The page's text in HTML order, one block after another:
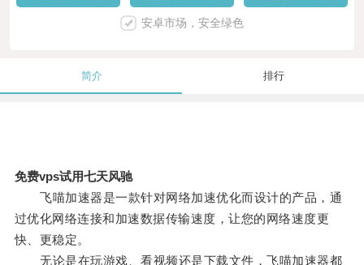
安卓市场，安全绿色
简介 排行
免费vps试用七天风驰
飞喵加速器是一款针对网络加速优化而设计的产品，通
过优化网络连接和加速数据传输速度，让您的网络速度更
快、更稳定。
无论是在玩游戏、看视频还是下载文件，飞喵加速器都